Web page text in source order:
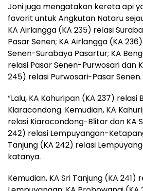
Joni juga mengatakan kereta api
favorit untuk Angkutan Nataru
KA Airlangga (KA 235) relasi
Pasar Senen; KA Airlangga (KA
Senen-Surabaya Pasartur; KA
relasi Pasar Senen-Purwosari dan
245) relasi Purwosari-Pasar Senen.
“Lalu, KA Kahuripan (KA 237) relasi
Kiaracondong. Kemudian, KA
relasi Kiaracondong-Blitar dan KA
242) relasi Lempuyangan-
Tanjung (KA 242) relasi
katanya.
Kemudian, KA Sri Tanjung (KA